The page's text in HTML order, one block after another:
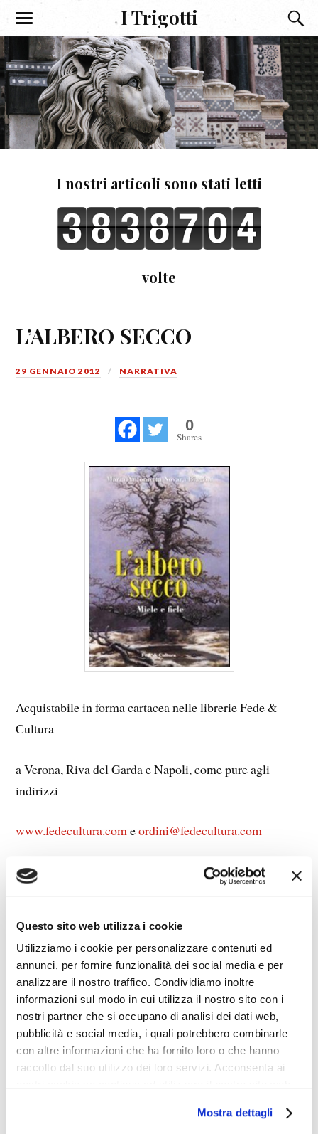
Questo sito web utilizza i cookie
Utilizziamo i cookie per personalizzare contenuti ed
annunci, per fornire funzionalità dei social media e per
analizzare il nostro traffico. Condividiamo inoltre
informazioni sul modo in cui utilizza il nostro sito con i
nostri partner che si occupano di analisi dei dati web,
pubblicità e social media, i quali potrebbero combinarle
con altre informazioni che ha fornito loro o che hanno
raccolto dal suo utilizzo dei loro servizi. Acconsenta ai
Mostra dettagli
I Trigotti
I nostri articoli sono stati letti
volte
L’ALBERO SECCO
29 GENNAIO 2012 NARRATIVA
0
Shares
Acquistabile in forma cartacea nelle librerie Fede &
Cultura
a Verona, Riva del Garda e Napoli, come pure agli
indirizzi
www.fedecultura.comeordini@fedecultura.com
Ordinabile presso tutte le librerie.
Cultura.
Quarantasei testi, uno al giorno per un mese e mezzo.
Per ridere delle miserie del potere ottuso, che pretende
tutto decidere, giudicare e governare; per farsi beffe del
darwinismo, che pretende l’uomo “discendente” da
“antenati” comuni alle scimmie e non si rende conto che
idiosincrasie che rendono ridicola l’umanità; ma non